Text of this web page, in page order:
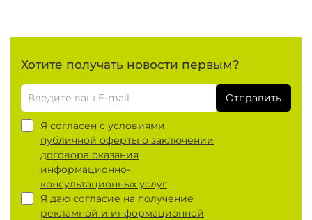
Хотите получать новости первым?
Отправить
Я согласен с условиями
публичной оферты о заключении
договора оказания
информационно-
консультационных услуг
Я даю согласие на получение
рекламной и информационной